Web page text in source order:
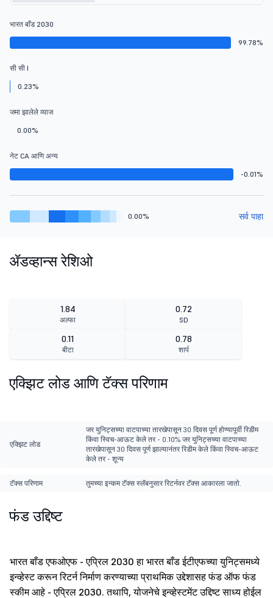
भारत बाँड 2030
99.78%
सी सी I
0.23%
जमा झालेले व्याज
0.00%
नेट CA आणि अन्य
-0.01%
0.00% सर्व पाहा
ॲडव्हान्स रेशिओ
1.84
अल्फा
0.72
SD
0.11
बीटा
0.78
शार्प
एक्झिट लोड आणि टॅक्स परिणाम
एक्झिट लोड
जर युनिट्सच्या वाटपाच्या तारखेपासून 30 दिवस पूर्ण होण्यापूर्वी रिडीम
किंवा स्विच-आऊट केले तर - 0.10% जर युनिट्सच्या वाटपाच्या
तारखेपासून 30 दिवस पूर्ण झाल्यानंतर रिडीम केले किंवा स्विच-आऊट
केले तर - शून्य
टॅक्स परिणाम तुमच्या इन्कम टॅक्स स्लॅबनुसार रिटर्नवर टॅक्स आकारला जातो.
फंड उद्दिष्ट
भारत बाँड एफओएफ - एप्रिल 2030 हा भारत बाँड ईटीएफच्या युनिट्समध्ये
इन्व्हेस्ट करून रिटर्न निर्माण करण्याच्या प्राथमिक उद्देशासह फंड ऑफ फंड
स्कीम आहे - एप्रिल 2030. तथापि, योजनेचे इन्व्हेस्टमेंट उद्दिष्ट साध्य होईल